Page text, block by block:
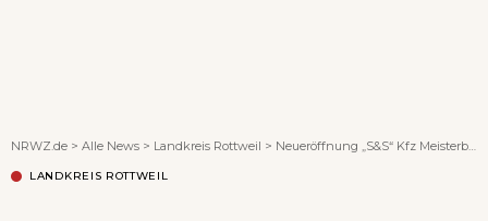
NRWZ.de > Alle News > Landkreis Rottweil > Neueröffnung „S&S“ Kfz Meisterbetrieb in Deißlingen
LANDKREIS ROTTWEIL